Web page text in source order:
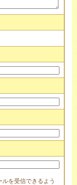
を受信できるよう